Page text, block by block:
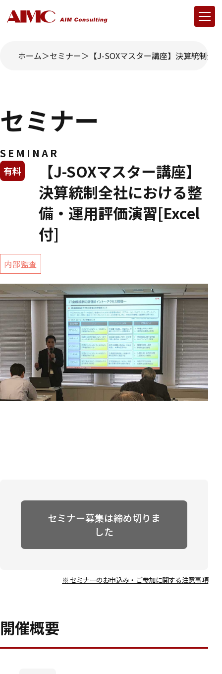
ホーム セミナー 【J-SOXマスター講座】決算統制
セミナー
SEMINAR
【J-SOXマスター講座】
決算統制全社における整
備・運用評価演習[Excel
付]
有料
内部監査
セミナー募集は締め切りま
した
※ セミナーのお申込み・ご参加に関する注意事項
開催概要